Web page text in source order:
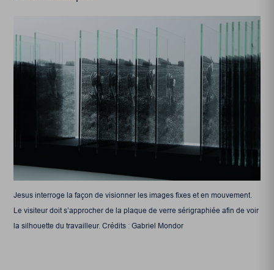
Jesus interroge la façon de visionner les images fixes et en mouvement.
Le visiteur doit s’approcher de la plaque de verre sérigraphiée afin de voir
la silhouette du travailleur. Crédits : Gabriel Mondor